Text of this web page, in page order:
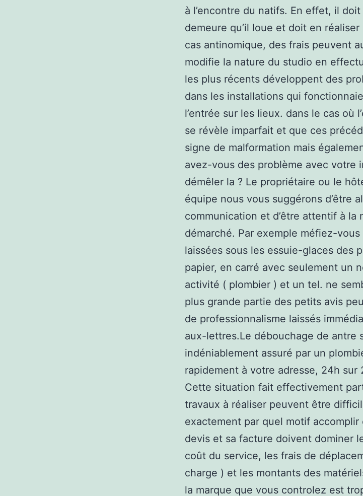
à l’encontre du natifs. En effet, il
demeure qu’il loue et doit en
cas antinomique, des frais peuvent
modifie la nature du studio en
les plus récents développent des
dans les installations qui
l’entrée sur les lieux. dans le cas où
se révèle imparfait et que ces
signe de malformation mais
avez-vous des problème avec votre
démêler la ? Le propriétaire ou le
équipe nous vous suggérons d’être
communication et d’être attentif à la
démarché. Par exemple méfiez-
laissées sous les essuie-glaces des
papier, en carré avec seulement un
activité ( plombier ) et un tel. ne
plus grande partie des petits avis
de professionnalisme laissés
aux-lettres.Le débouchage de antre
indéniablement assuré par un
rapidement à votre adresse, 24h sur
Cette situation fait effectivement
travaux à réaliser peuvent être
exactement par quel motif
devis et sa facture doivent dominer
coût du service, les frais de
charge ) et les montants des
la marque que vous controlez est